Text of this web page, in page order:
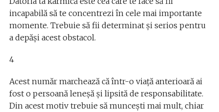
incapabilă să te concentrezi în cele mai importante
momente. Trebuie să fii determinat și serios pentru
a depăși acest obstacol.
4
Acest număr marchează că într-o viață anterioară ai
fost o persoană leneșă și lipsită de responsabilitate.
Din acest motiv trebuie să muncești mai mult, chiar